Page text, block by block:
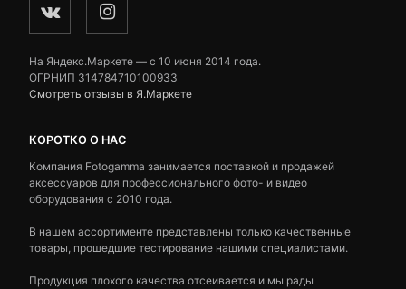
На Яндекс.Маркете — c 10 июня 2014 года.
ОГРНИП 314784710100933
Смотреть отзывы в Я.Маркете
КОРОТКО О НАС
Компания Fotogamma занимается поставкой и продажей
аксессуаров для профессионального фото- и видео
оборудования с 2010 года.
В нашем ассортименте представлены только качественные
товары, прошедшие тестирование нашими специалистами.
Продукция плохого качества отсеивается и мы рады